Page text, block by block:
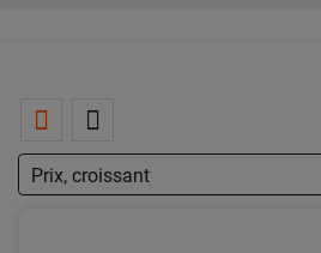
Prix, croissant